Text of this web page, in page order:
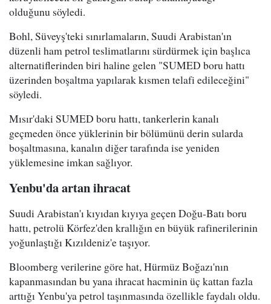
olduğunu söyledi.
Bohl, Süveyş'teki sınırlamaların, Suudi Arabistan'ın
düzenli ham petrol teslimatlarını sürdürmek için başlıca
alternatiflerinden biri haline gelen "SUMED boru hattı
üzerinden boşaltma yapılarak kısmen telafi edileceğini"
söyledi.
Mısır'daki SUMED boru hattı, tankerlerin kanalı
geçmeden önce yüklerinin bir bölümünü derin sularda
boşaltmasına, kanalın diğer tarafında ise yeniden
yüklemesine imkan sağlıyor.
Yenbu'da artan ihracat
Suudi Arabistan'ı kıyıdan kıyıya geçen Doğu-Batı boru
hattı, petrolü Körfez'den krallığın en büyük rafinerilerinin
yoğunlaştığı Kızıldeniz'e taşıyor.
Bloomberg verilerine göre hat, Hürmüz Boğazı'nın
kapanmasından bu yana ihracat hacminin üç kattan fazla
arttığı Yenbu'ya petrol taşınmasında özellikle faydalı oldu.